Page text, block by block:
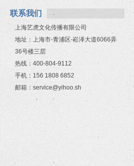
联系我们
上海艺虎文化传播有限公司
地址：上海市-青浦区-崧泽大道6066弄
36号楼三层
热线：400-804-9112
手机：156 1808 6852
邮箱：service@yihoo.sh